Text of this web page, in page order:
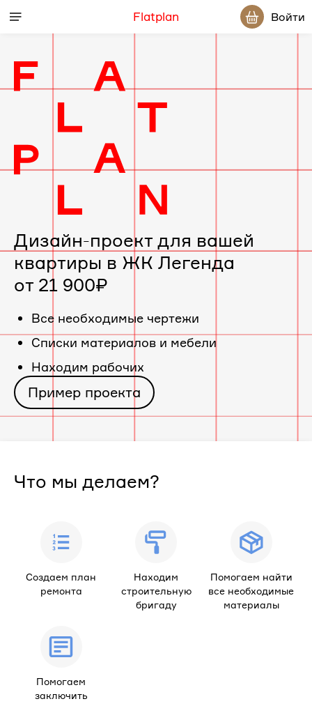
Flatplan Войти
Дизайн-
проект
интерьера
для
вашей
квартиры
в
«ЖК
Легенда»
Дизайн-проект для вашей
квартиры в ЖК Легенда
от 21 900₽
Все необходимые чертежи
Cписки материалов и мебели
Находим рабочих
Пример проекта
Что мы делаем?
Создаем план
ремонта
Находим
строительную
бригаду
Помогаем найти
все необходимые
материалы
Помогаем
заключить